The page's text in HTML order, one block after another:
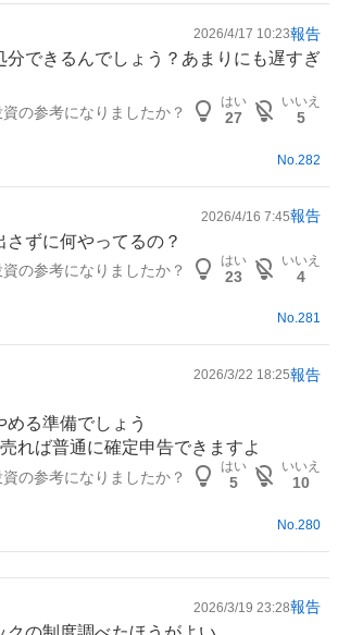
2026/4/17 10:23報告
分できるんでしょう？あまりにも遅すぎ
資の参考になりましたか？
はい
27
いいえ
5
No. 282
2026/4/16 7:45報告
ずに何やってるの？
資の参考になりましたか？
はい
23
いいえ
4
No.281
2026/3/22 18:25報告
る準備でしょう
れば普通に確定申告できますよ
資の参考になりましたか？
はい
5
いいえ
10
No. 280
2026/3/19 23:28報告